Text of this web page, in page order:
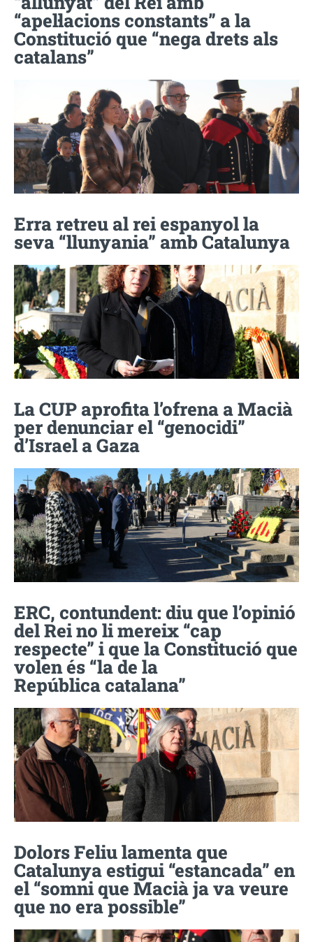
“apel·lacions constants” a la
Constitució que “nega drets als
catalans”
Erra retreu al rei espanyol la
seva “llunyania” amb Catalunya
La CUP aprofita l’ofrena a Macià
per denunciar el “genocidi”
d’Israel a Gaza
ERC, contundent: diu que l’opinió
del Rei no li mereix “cap
respecte” i que la Constitució que
volen és “la de la
República catalana”
Dolors Feliu lamenta que
Catalunya estigui “estancada” en
el “somni que Macià ja va veure
que no era possible”